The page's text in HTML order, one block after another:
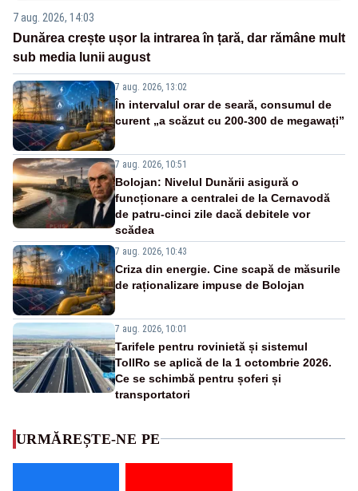
7 aug. 2026, 14:03
Dunărea crește ușor la intrarea în țară, dar rămâne mult
sub media lunii august
7 aug. 2026, 13:02
În intervalul orar de seară, consumul de
curent „a scăzut cu 200-300 de megawați”
7 aug. 2026, 10:51
Bolojan: Nivelul Dunării asigură o
funcționare a centralei de la Cernavodă
de patru-cinci zile dacă debitele vor
scădea
7 aug. 2026, 10:43
Criza din energie. Cine scapă de măsurile
de raționalizare impuse de Bolojan
7 aug. 2026, 10:01
Tarifele pentru rovinietă și sistemul
TollRo se aplică de la 1 octombrie 2026.
Ce se schimbă pentru șoferi și
transportatori
URMĂREȘTE-NE PE